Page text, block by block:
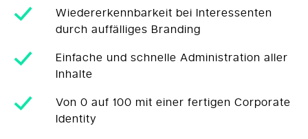
Wiedererkennbarkeit bei Interessenten
durch auffälliges Branding
Einfache und schnelle Administration aller
Inhalte
Von 0 auf 100 mit einer fertigen Corporate
Identity